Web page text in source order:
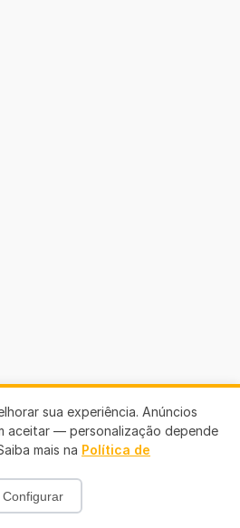
sua experiência. Anúncios
aceitar — personalização depende
mais na Política de
Configurar